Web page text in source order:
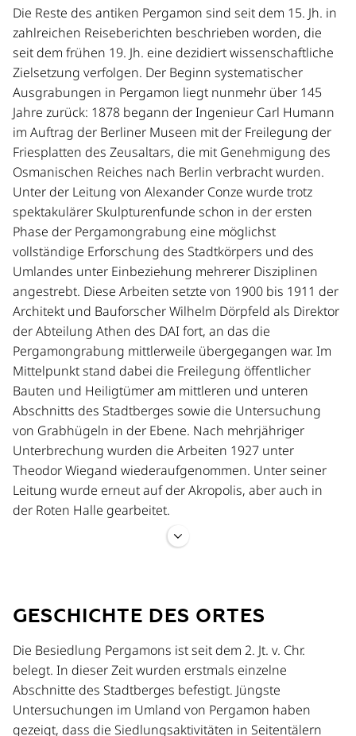
monumentalen Baumaßnahmen) und Veränderungen
in der Mikroregion bestanden. Ausgehend von der
Beobachtung, dass die westliche untere Ebene des
Bakırçay (Kaikos) mit den angrenzenden Gebirgszügen
und der Küstenzone seit Ende der pergamenischen
Königszeit 133 v. Chr. zunächst von
Siedlungskonzentration und Entmilitarisierung, später
in der Kaiserzeit von der Einrichtung von Freizeit bzw.
Wellness-Elementen wie Thermen gekennzeichnet war,
werden die Beziehungen zwischen Städten, ländlichen
Siedlungen und der Landschaft erstmals systematisch
und diachron in der gesamten Mikroregion untersucht.
Dies geschieht auf unterschiedlichen Ebenen wie
Ressourcennutzung, Produktion und Konsum,
Lebensweise und Gesundheit der Bewohner, Architektur
und Bauwesen sowie der Gestaltung und
Wahrnehmung von Lebensräumen. Bezogen auf die
Vielfalt der natürlichen Ressourcen konzentriert sich das
beantragte Projekt auf Boden, Wasser, Holz, Stein und
Ton, deren Bedeutung für den Wirtschafts- und
Lebensraum allein über die direkte Zusammenarbeit
von Archäologie, Bauforschung und Physischer
Geographie verstanden werden kann. Im Laufe des
Projekts verschiebt sich der Fokus von einer kleinräumig
exemplarischen Betrachtung hin auf die Mikroregion
und angrenzende Gebiete in ihrer Gesamtheit.
Die Reste des antiken Pergamon sind seit dem 15. Jh. in
zahlreichen Reiseberichten beschrieben worden, die
seit dem frühen 19. Jh. eine dezidiert wissenschaftliche
Zielsetzung verfolgen. Der Beginn systematischer
Ausgrabungen in Pergamon liegt nunmehr über 145
Jahre zurück: 1878 begann der Ingenieur Carl Humann
im Auftrag der Berliner Museen mit der Freilegung der
Friesplatten des Zeusaltars, die mit Genehmigung des
Osmanischen Reiches nach Berlin verbracht wurden.
Unter der Leitung von Alexander Conze wurde trotz
spektakulärer Skulpturenfunde schon in der ersten
Phase der Pergamongrabung eine möglichst
vollständige Erforschung des Stadtkörpers und des
Umlandes unter Einbeziehung mehrerer Disziplinen
angestrebt. Diese Arbeiten setzte von 1900 bis 1911 der
Architekt und Bauforscher Wilhelm Dörpfeld als Direktor
der Abteilung Athen des DAI fort, an das die
Pergamongrabung mittlerweile übergegangen war. Im
Mittelpunkt stand dabei die Freilegung öffentlicher
Bauten und Heiligtümer am mittleren und unteren
Abschnitts des Stadtberges sowie die Untersuchung
von Grabhügeln in der Ebene. Nach mehrjähriger
Unterbrechung wurden die Arbeiten 1927 unter
Theodor Wiegand wiederaufgenommen. Unter seiner
Leitung wurde erneut auf der Akropolis, aber auch in
der Roten Halle gearbeitet.
Boehringer die Grabungsarbeiten mit neuen
logistischen Möglichkeiten wiederaufgenommen
wurden. Boehringers Aufmerksamkeit galt vor allem
dem Asklepieion und der (erfolglosen) Suche nach dem
Heiligtum der Athena-Nikephoros, die aber wichtige
neue Erkenntnisse zur Vorstadt Pergamons erbrachte.
GESCHICHTE DES ORTES
Die Besiedlung Pergamons ist seit dem 2. Jt. v. Chr.
belegt. In dieser Zeit wurden erstmals einzelne
Abschnitte des Stadtberges befestigt. Jüngste
Untersuchungen im Umland von Pergamon haben
gezeigt, dass die Siedlungsaktivitäten in Seitentälern